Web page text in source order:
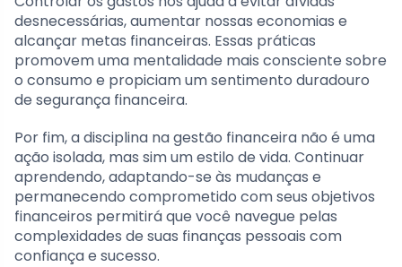
desnecessárias, aumentar nossas economias e
alcançar metas financeiras. Essas práticas
promovem uma mentalidade mais consciente sobre
o consumo e propiciam um sentimento duradouro
de segurança financeira.
Por fim, a disciplina na gestão financeira não é uma
ação isolada, mas sim um estilo de vida. Continuar
aprendendo, adaptando-se às mudanças e
permanecendo comprometido com seus objetivos
financeiros permitirá que você navegue pelas
complexidades de suas finanças pessoais com
confiança e sucesso.